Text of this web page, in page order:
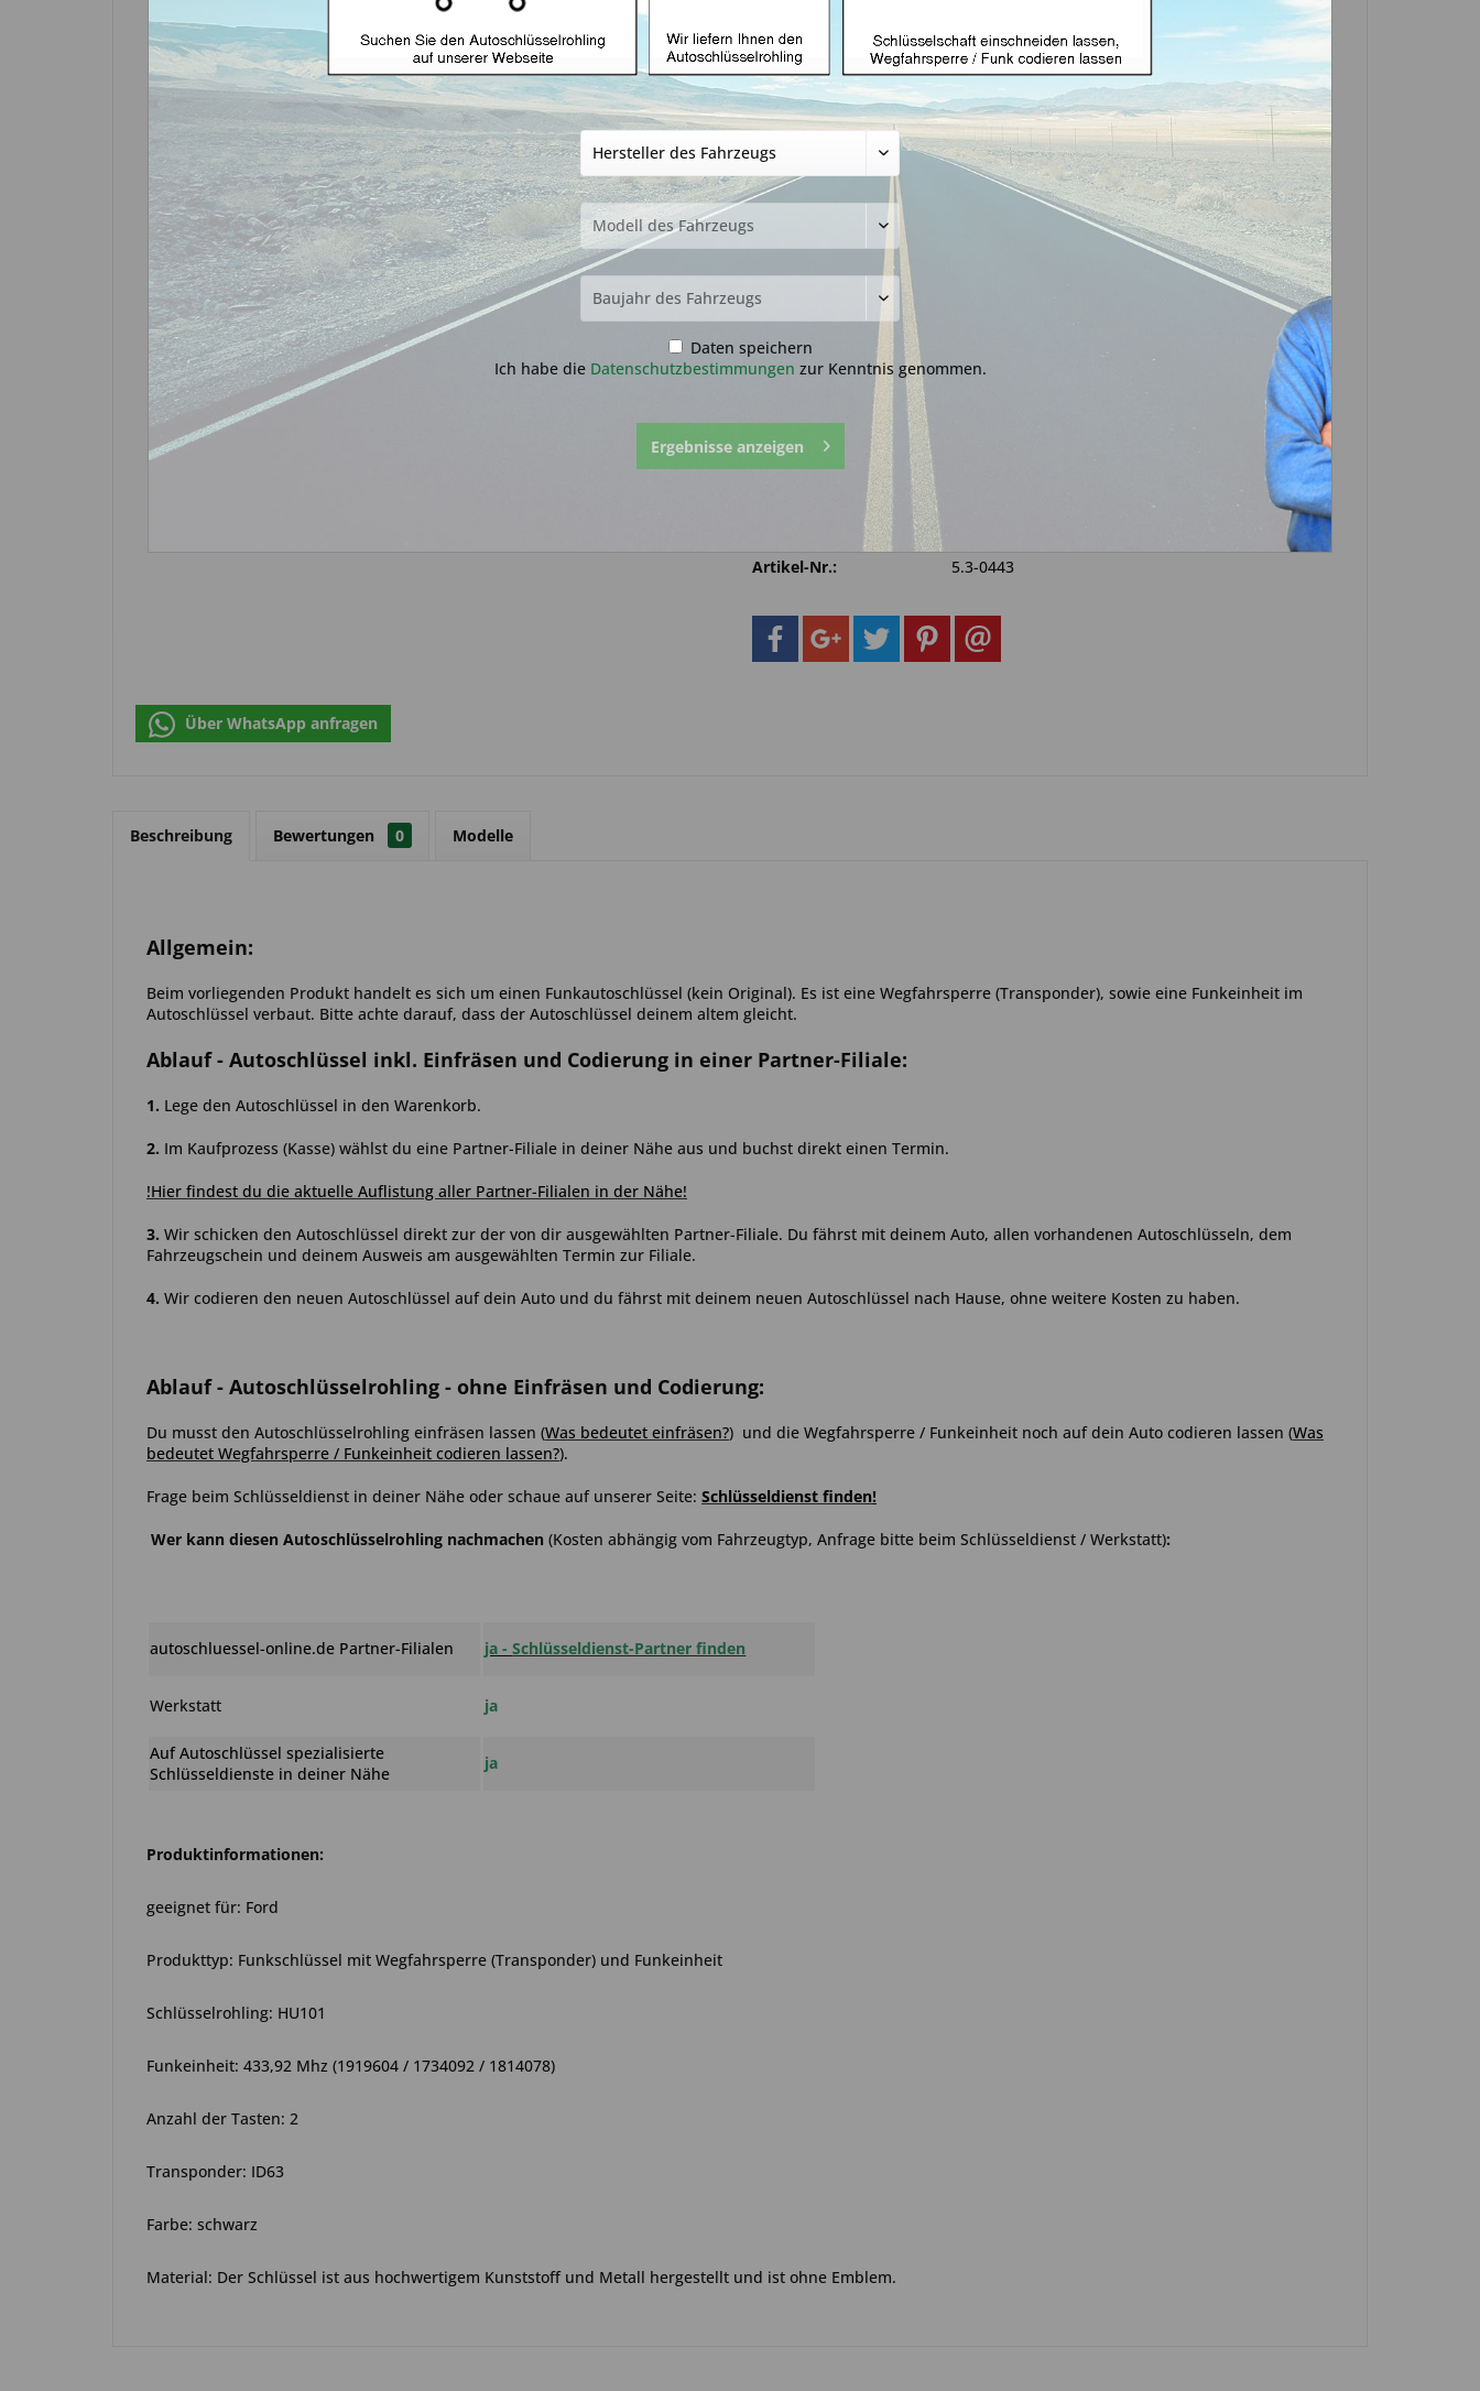
mit ID63 und HU101 (Aftermarket Produkt)
89,99 € * 99,99 € * (10% gespart)
inkl. MwSt.zzgl. Versandkosten
Lieferzeit ca. 1-3 Werktage
NEU: Kompletten Autoschlüssel in einer Partner-Filiale deiner Nähe
Der genaue Ablauf befindet sich in der Beschreibung. Scrolle einfach
runter.
Fragen zum Artikel?
Artikel-Nr.: 5.3-0443
Über WhatsApp anfragen
Beschreibung Bewertungen 0 Modelle
Allgemein:
Beim vorliegenden Produkt handelt es sich um einen Funkautoschlüssel (kein Original). Es ist eine Wegfahrsperre (Transponder), sowie eine Funkeinheit im
Autoschlüssel verbaut. Bitte achte darauf, dass der Autoschlüssel deinem altem gleicht.
Ablauf- Autoschlüssel inkl. Einfräsen und Codierung in einer Partner-Filiale:
1. Lege den Autoschlüssel in den Warenkorb.
2. Im Kaufprozess (Kasse) wählst du eine Partner-Filiale in deiner Nähe aus und buchst direkt einen Termin.
!Hier findest du die aktuelle Auflistung aller Partner-Filialen in der Nähe!
3. Wir schicken den Autoschlüssel direkt zur der von dir ausgewählten Partner-Filiale. Du fährst mit deinem Auto, allen vorhandenen Autoschlüsseln, dem
Fahrzeugschein und deinem Ausweis am ausgewählten Termin zur Filiale.
4. Wir codieren den neuen Autoschlüssel auf dein Auto und du fährst mit deinem neuen Autoschlüssel nach Hause, ohne weitere Kosten zu haben.
Ablauf- Autoschlüsselrohling - ohne Einfräsen und Codierung:
Du musst den Autoschlüsselrohling einfräsen lassen (Was bedeutet einfräsen?) und die Wegfahrsperre / Funkeinheit noch auf dein Auto codieren lassen (Was
bedeutet Wegfahrsperre / Funkeinheit codieren lassen?).
Frage beim Schlüsseldienst in deiner Nähe oder schaue auf unserer Seite: Schlüsseldienst finden!
Wer kann diesen Autoschlüsselrohling nachmachen (Kosten abhängig vom Fahrzeugtyp, Anfrage bitte beim Schlüsseldienst / Werkstatt):
autoschluessel-online.de Partner-Filialen ja -Schlüsseldienst-Partner finden
Werkstatt ja
Auf Autoschlüssel spezialisierte
Schlüsseldienste in deiner Nähe
ja
Produktinformationen:
geeignet für: Ford
Produkttyp: Funkschlüssel mit Wegfahrsperre (Transponder) und Funkeinheit
Schlüsselrohling: HU101
Funkeinheit: 433,92 Mhz (1919604 / 1734092 / 1814078)
Anzahl der Tasten: 2
Transponder: ID63
Farbe: schwarz
Material: Der Schlüssel ist aus hochwertigem Kunststoff und Metall hergestellt und ist ohne Emblem.
Daten speichern
Ich habe die Datenschutzbestimmungen zur Kenntnis genommen.
Ergebnisse anzeigen